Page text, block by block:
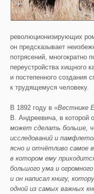
революционизирующих
он предсказывает
потрясений, многократно
переустройства хищного
и постепенного создания
к трудящемуся человеку.
В 1892 году в «Вестнике
В. Андреевича, в которой
может сделать больше,
исследований и
ясно и отчётливо самое
в котором ему
большого ума и
и он написал книгу,
одной из самых важных